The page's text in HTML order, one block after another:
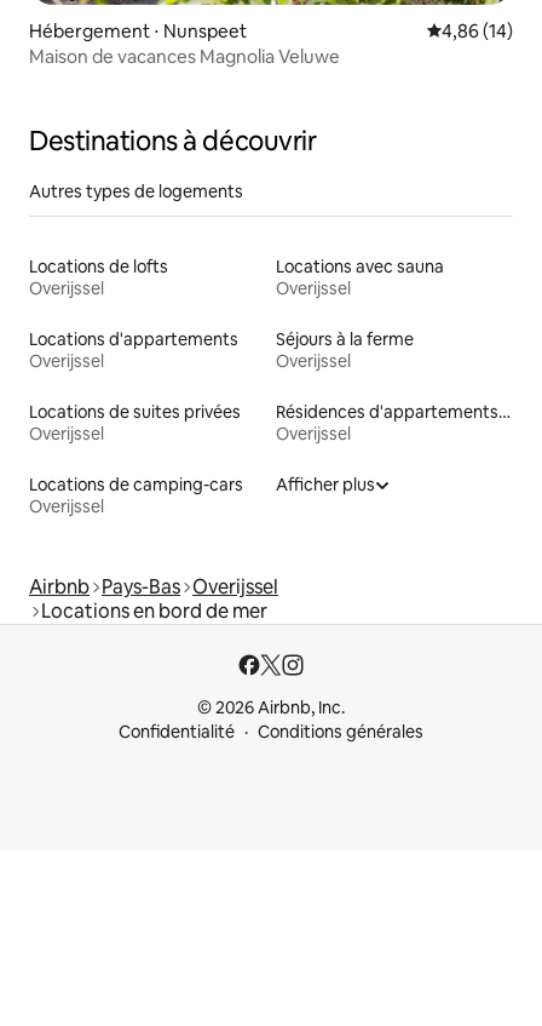
Hébergement ⋅ Nunspeet Évaluation
4,86 (14)
Maison de vacances Magnolia Veluwe
Destinations à découvrir
Autres types de logements
Locations de lofts
Overijssel
Locations avec sauna
Overijssel
Locations d'appartements
Overijssel
Séjours à la ferme
Overijssel
Locations de suites privées
Overijssel
Résidences d'appartements en location
Overijssel
Locations de camping-cars
Overijssel
Afficher plus
Airbnb Pays-Bas Overijssel
Locations en bord de mer
© 2026 Airbnb, Inc.
Confidentialité
Conditions générales